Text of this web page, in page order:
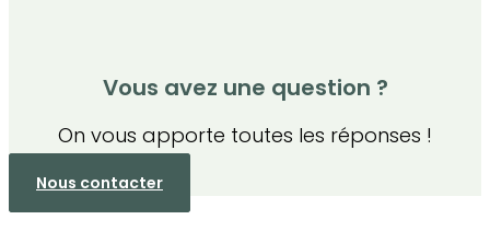
Vous avez une question ?
On vous apporte toutes les réponses !
Nous contacter